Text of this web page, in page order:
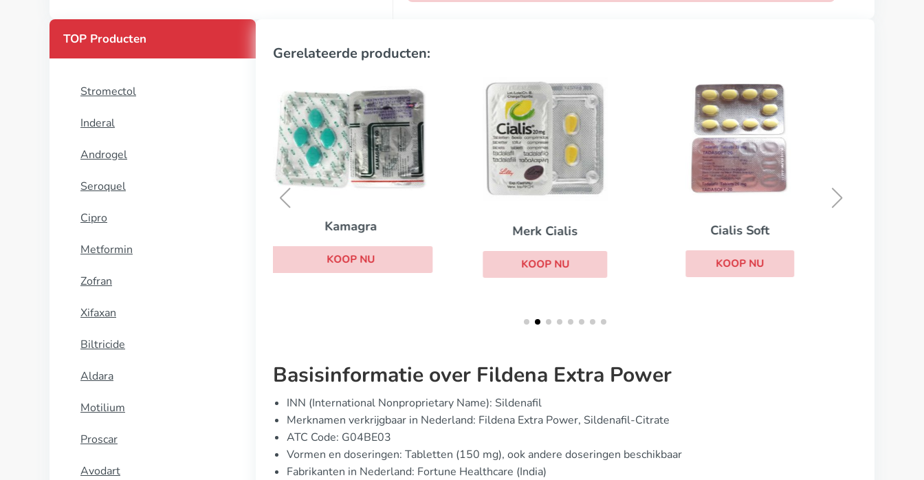
TOP Producten
Stromectol
Inderal
Androgel
Seroquel
Cipro
Metformin
Zofran
Xifaxan
Biltricide
Aldara
Motilium
Proscar
Avodart
Gerelateerde producten:
Merk Cialis
KOOP NU
Cialis Soft
KOOP NU
Stendra
Basisinformatie over Fildena Extra Power
INN (International Nonproprietary Name): Sildenafil
Merknamen verkrijgbaar in Nederland: Fildena Extra Power, Sildenafil-Citrate
ATC Code: G04BE03
Vormen en doseringen: Tabletten (150 mg), ook andere doseringen beschikbaar
Fabrikanten in Nederland: Fortune Healthcare (India)